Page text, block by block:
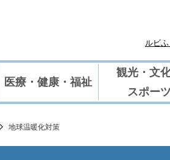
ルビふ
医療・健康・福祉
観光・文
スポーツ
地球温暖化対策